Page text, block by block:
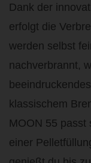
Dank der
erfolgt die
werden selbst
nachverbrannt,
klassischem
MOON 55 passt
einer